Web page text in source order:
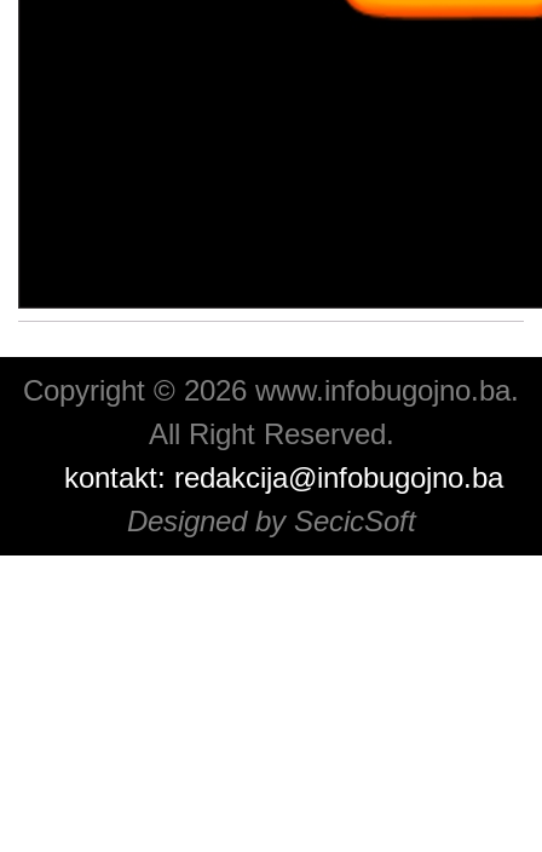
Copyright © 2026 www.infobugojno.ba.
All Right Reserved.
kontakt: redakcija@infobugojno.ba
Designed by SecicSoft